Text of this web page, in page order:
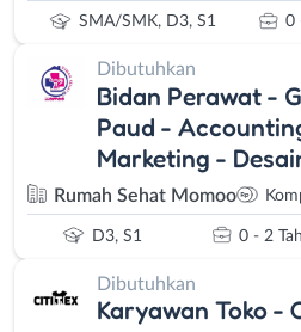
SMA/SMK, D3, S1 0
Dibutuhkan
Bidan Perawat -
Paud -
Marketing -
Rumah Sehat Momoo
D3, S1 0 - 2
Dibutuhkan
Karyawan Toko -